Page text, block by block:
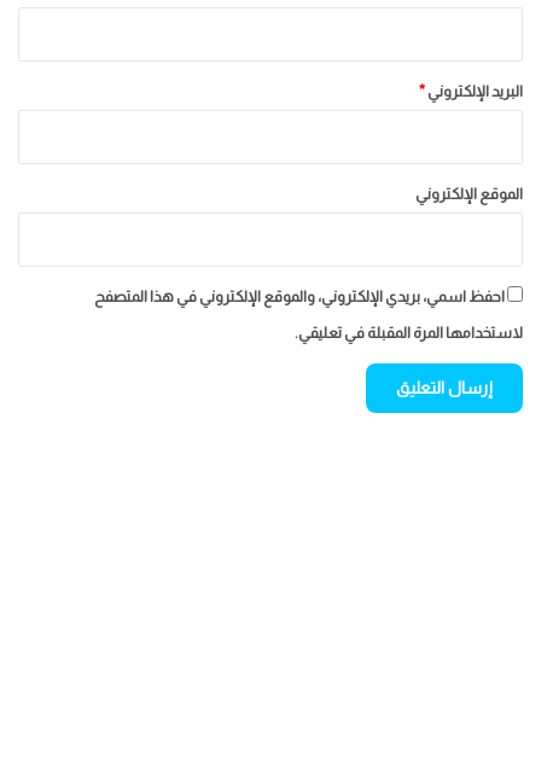
البريد الإلكتروني*
الموقع الإلكتروني
احفظ اسمي، بريدي الإلكتروني، والموقع الإلكتروني في هذا المتصفح
لاستخدامها المرة المقبلة في تعليقي.